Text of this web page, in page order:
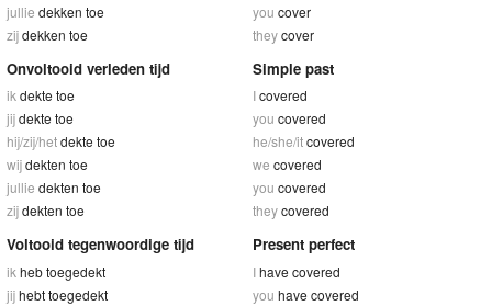
jullie dekken toe
zijdekken toe
you cover
theycover
Onvoltooid verleden tijd
ikdekte toe
jijdekte toe
hij/zij/hetdekte toe
wijdekten toe
jullie dekten toe
zijdekten toe
Simple past
Icovered
you covered
he/she/itcovered
we covered
you covered
theycovered
Voltooid tegenwoordige tijd
ik heb toegedekt
jijhebt toegedekt
Present perfect
Ihave covered
you have covered